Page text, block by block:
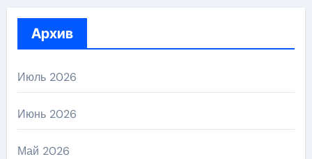
Архив
Июль 2026
Июнь 2026
Май 2026